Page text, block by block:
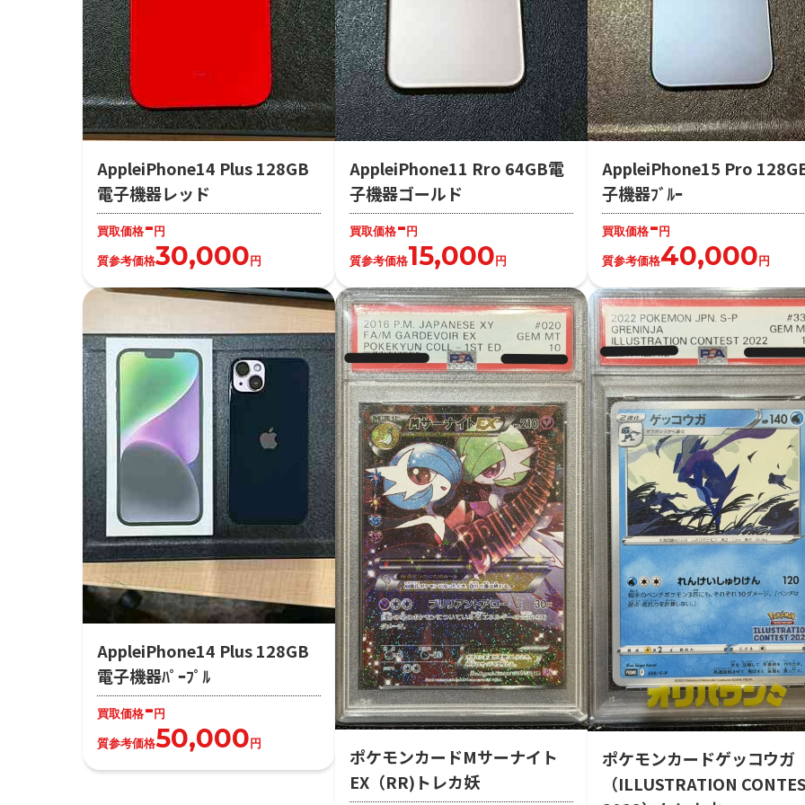
AppleiPhone14 Plus 128GB
電子機器レッド
買取価格-円
質参考価格30,000円
AppleiPhone11 Rro 64GB電
子機器ゴールド
買取価格-円
質参考価格15,000円
AppleiPhone15 Pro
子機器ﾌﾞﾙｰ
買取価格-円
質参考価格40,000円
AppleiPhone14 Plus 128GB
電子機器ﾊﾟｰﾌﾟﾙ
買取価格-円
質参考価格50,000円
ポケモンカードMサーナイト
EX（RR)トレカ妖
ポケモンカードゲッコウガ
（ILLUSTRATION